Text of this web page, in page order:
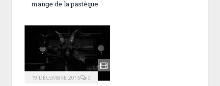
mange de la pastèque
19 DÉCEMBRE 2016 0